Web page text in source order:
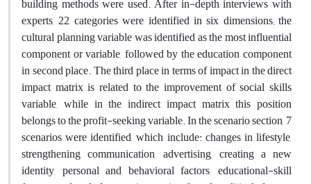
experts, 22 categories were identified in six dimensions; the
cultural planning variable was identified as the most influential
component or variable, followed by the education component
in second place. The third place in terms of impact in the direct
impact matrix is ​​related to the improvement of social skills
variable, while in the indirect impact matrix this position
belongs to the profit-seeking variable. In the scenario section, 7
scenarios were identified, which include: changes in lifestyle,
strengthening communication, advertising, creating a new
identity, personal and behavioral factors, educational-skill